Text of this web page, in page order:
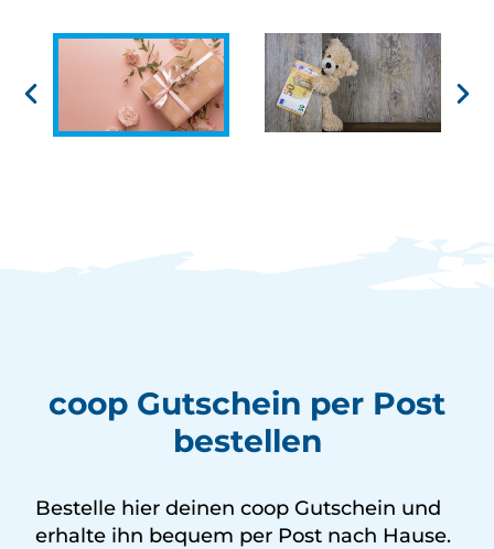
coop Gutschein per Post
bestellen
Bestelle hier deinen coop Gutschein und
erhalte ihn bequem per Post nach Hause.